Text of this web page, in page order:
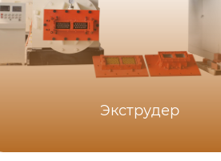
Экструдер